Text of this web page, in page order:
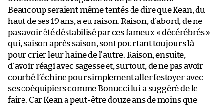
Beaucoup seraient même tentés de dire que Kean, du
haut de ses 19 ans, a eu raison. Raison, d’abord, de ne
pas avoir été déstabilisé par ces fameux « décérébrés »
qui, saison après saison, sont pourtant toujours là
pour crier leur haine de l’autre. Raison, ensuite,
d’avoir réagi avec sagesse et, surtout, de ne pas avoir
courbé l’échine pour simplement aller festoyer avec
ses coéquipiers comme Bonucci lui a suggéré de le
faire. Car Kean a peut-être douze ans de moins que